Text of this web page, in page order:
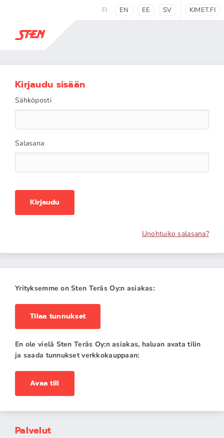
FI EN EE SV KIMET.FI
Kirjaudu sisään
Sähköposti
Salasana
Kirjaudu
Unohtuiko salasana?
Yrityksemme on Sten Teräs Oy:n asiakas:
Tilaa tunnukset
En ole vielä Sten Teräs Oy:n asiakas, haluan avata tilin
ja saada tunnukset verkkokauppaan:
Avaa tili
Palvelut